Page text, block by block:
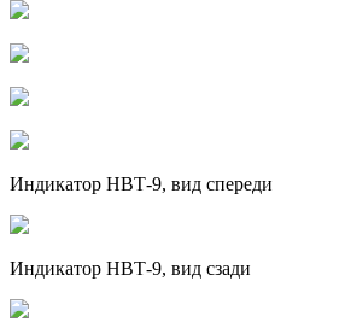
Индикатор НВТ-9, вид спереди
Индикатор НВТ-9, вид сзади